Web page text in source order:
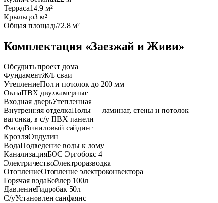
Терраса14.9 м²
Крыльцо3 м²
Общая площадь72.8 м²
Комплектация «Заезжай и Живи»
Обсудить проект дома
ФундаментЖ/Б сваи
УтеплениеПол и потолок до 200 мм
ОкнаПВХ двухкамерные
Входная дверьУтепленная
Внутренняя отделкаПолы — ламинат, стены и потолок
вагонка, в с/у ПВХ панели
ФасадВиниловый сайдинг
КровляОндулин
ВодаПодведение воды к дому
КанализацияБОС Эргобокс 4
ЭлектричествоЭлектроразводка
ОтоплениеОтопление электроконвектора
Горячая водаБойлер 100л
ДавлениеГидробак 50л
С/уУстановлен санфаянс